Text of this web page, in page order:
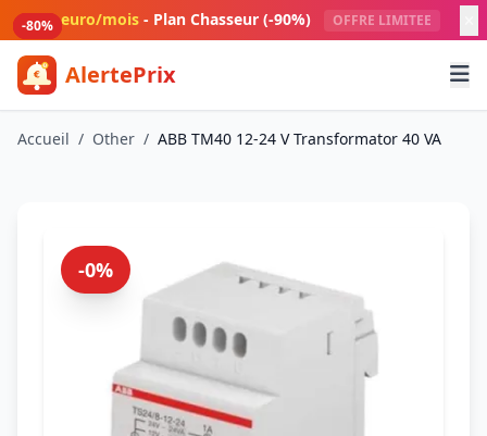
Aller au contenu principal
1 euro/mois - Plan Chasseur (-90%) OFFRE LIMITEE
AlertePrix
Meilleurs deals Amazon France
Accueil / Other / ABB TM40 12-24 V Transformator 40 VA
-0%
-80%
-80%
-80%
-80%